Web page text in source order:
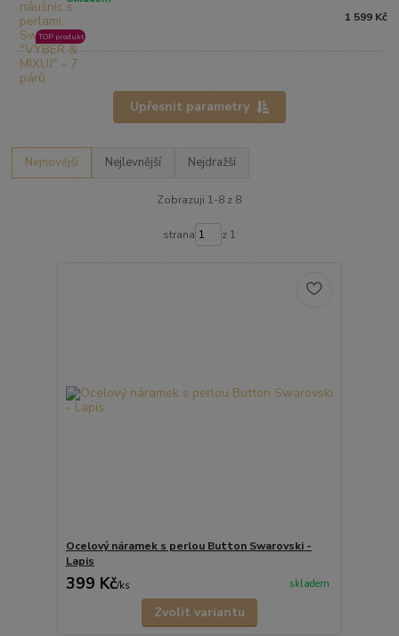
TOP produkt
1 599 Kč
Upřesnit parametry
Nejnovější Nejlevnější Nejdražší
Zobrazuji 1-8 z 8
strana z 1
Ocelový náramek s perlou Button Swarovski -
Lapis
399 Kč/ks skladem
Zvolit variantu